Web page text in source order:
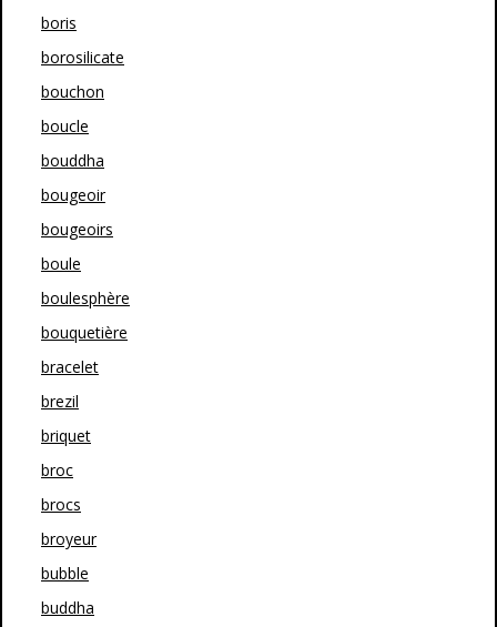
boris
borosilicate
bouchon
boucle
bouddha
bougeoir
bougeoirs
boule
boulesphère
bouquetière
bracelet
brezil
briquet
broc
brocs
broyeur
bubble
buddha